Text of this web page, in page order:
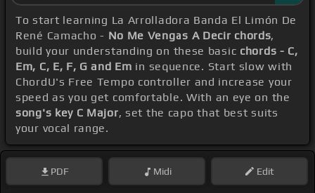
To start learning La Arrolladora Banda El Limón De
René Camacho - No Me Vengas A Decir chords,
build your understanding on these basic chords - C,
Em, C, E, F, G and Em in sequence. Start slow with
ChordU's Free Tempo controller and increase your
speed as you get comfortable. With an eye on the
song's key C Major, set the capo that best suits
your vocal range.
PDF Midi Edit